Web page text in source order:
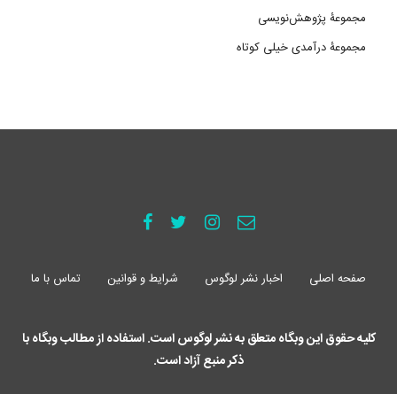
مجموعۀ پژوهش‌نویسی
مجموعۀ درآمدی خیلی کوتاه
صفحه اصلی اخبار نشر لوگوس شرایط و قوانین تماس با ما
کلیه حقوق این وبگاه متعلق به نشر لوگوس است. استفاده از مطالب وبگاه با
ذکر منبع آزاد است.